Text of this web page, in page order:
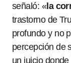
señaló: «la
trastorno de
profundo y no
percepción de
un juicio